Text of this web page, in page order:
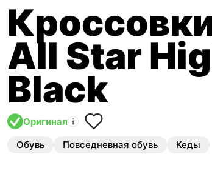
All Star
Black
Оригинал
Обувь Повседневная обувь Кеды